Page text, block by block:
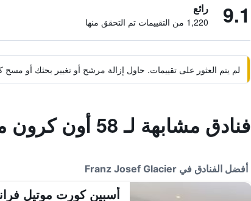
9.1 رائع
1,220 من التقييمات تم التحقق منها
لم يتم العثور على تقييمات. حاول إزالة مرشح أو تغيير بحثك أو
فنادق مشابهة لـ 58 أون كرون موتل
أفضل الفنادق في Franz Josef Glacier